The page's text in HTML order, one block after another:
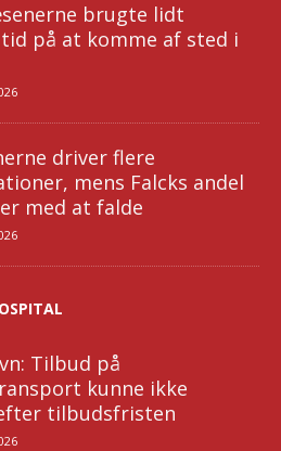
brugte lidt
på at komme af sted i
driver flere
mens Falcks andel
med at falde
Tilbud på
kunne ikke
tilbudsfristen